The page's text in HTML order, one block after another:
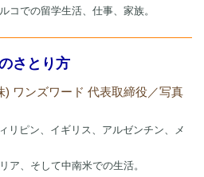
コでの留学生活、仕事、家族。
さとり方
) ワンズワード 代表取締役／写真
リピン、イギリス、アルゼンチン、メ
ア、そして中南米での生活。